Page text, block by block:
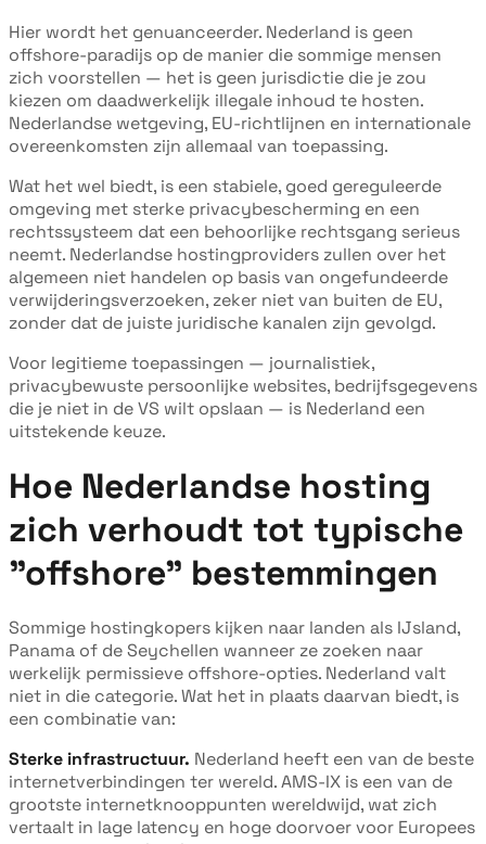
Hier wordt het genuanceerder. Nederland is geen
offshore-paradijs op de manier die sommige mensen
zich voorstellen — het is geen jurisdictie die je zou
kiezen om daadwerkelijk illegale inhoud te hosten.
Nederlandse wetgeving, EU-richtlijnen en internationale
overeenkomsten zijn allemaal van toepassing.
Wat het wel biedt, is een stabiele, goed gereguleerde
omgeving met sterke privacybescherming en een
rechtssysteem dat een behoorlijke rechtsgang serieus
neemt. Nederlandse hostingproviders zullen over het
algemeen niet handelen op basis van ongefundeerde
verwijderingsverzoeken, zeker niet van buiten de EU,
zonder dat de juiste juridische kanalen zijn gevolgd.
Voor legitieme toepassingen — journalistiek,
privacybewuste persoonlijke websites, bedrijfsgegevens
die je niet in de VS wilt opslaan — is Nederland een
uitstekende keuze.
Hoe Nederlandse hosting
zich verhoudt tot typische
"offshore" bestemmingen
Sommige hostingkopers kijken naar landen als IJsland,
Panama of de Seychellen wanneer ze zoeken naar
werkelijk permissieve offshore-opties. Nederland valt
niet in die categorie. Wat het in plaats daarvan biedt, is
een combinatie van:
Sterke infrastructuur. Nederland heeft een van de beste
internetverbindingen ter wereld. AMS-IX is een van de
grootste internetknooppunten wereldwijd, wat zich
vertaalt in lage latency en hoge doorvoer voor Europees